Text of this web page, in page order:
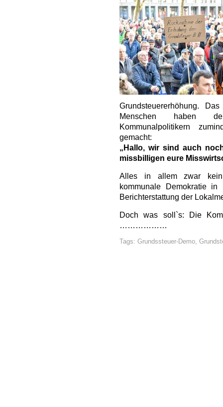
Grundsteuererhöhung.
Menschen haben
Kommunalpolitikern
gemacht:
„Hallo, wir sind auch
missbilligen eure
Alles in allem zwar kein
kommunale Demokratie
Berichterstattung der
Doch was soll`s: Die
………………
Tags: Grundssteuer-Demo,